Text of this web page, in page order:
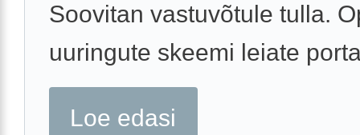
Soovitan vastuvõtule tulla.
uuringute skeemi leiate
Loe edasi